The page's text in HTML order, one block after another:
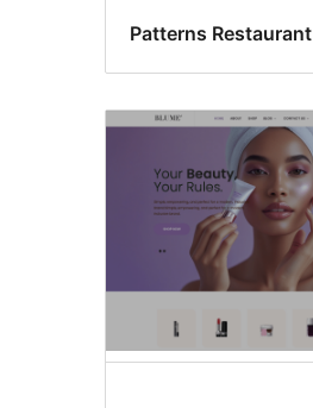
Patterns Restaurant